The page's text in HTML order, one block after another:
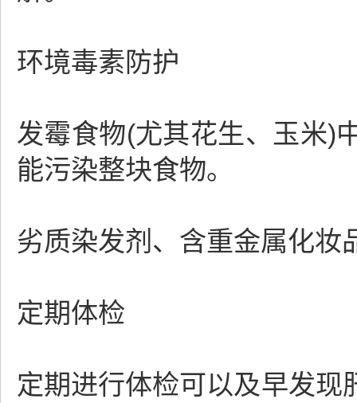
环境毒素防护
发霉食物(尤其花生、玉米)
能污染整块食物。
劣质染发剂、含重金属化妆
定期体检
定期进行体检可以及早发现